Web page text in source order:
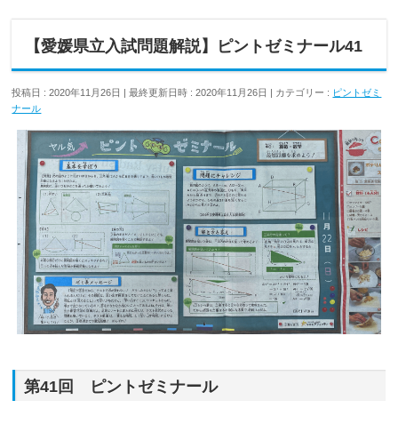
【愛媛県立入試問題解説】ピントゼミナール41
投稿日 : 2020年11月26日 最終更新日時 : 2020年11月26日 カテゴリー : ピントゼミ
ナール
第41回 ピントゼミナール